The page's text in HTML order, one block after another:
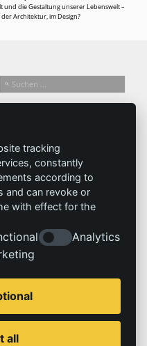
und die Gestaltung unserer Lebenswelt –
Architektur, im Design?
tracking
constantly
according to
and can revoke or
with effect for the
Analytics
all
Aktuelles
News